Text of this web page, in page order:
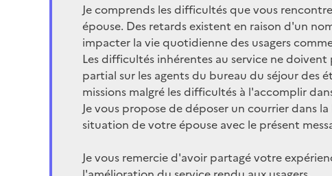
Je comprends les difficultés que vous
épouse. Des retards existent en raison d'un
impacter la vie quotidienne des usagers
Les difficultés inhérentes au service ne
partial sur les agents du bureau du séjour des
missions malgré les difficultés à l'accomplir
Je vous propose de déposer un courrier dans
situation de votre épouse avec le présent
Je vous remercie d'avoir partagé votre